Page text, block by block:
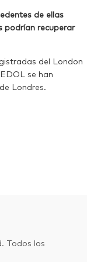
de ellas
podrían recuperar
del London
se han
Londres.
Todos los